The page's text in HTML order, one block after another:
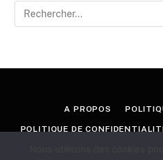
A PROPOS
POLITIQUE DE